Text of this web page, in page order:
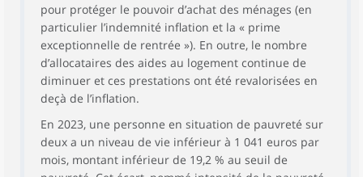
pour protéger le pouvoir d’achat des ménages (en
particulier l’indemnité inflation et la « prime
exceptionnelle de rentrée »). En outre, le nombre
d’allocataires des aides au logement continue de
diminuer et ces prestations ont été revalorisées en
deçà de l’inflation.
En 2023, une personne en situation de pauvreté sur
deux a un niveau de vie inférieur à 1 041 euros par
mois, montant inférieur de 19,2 % au seuil de